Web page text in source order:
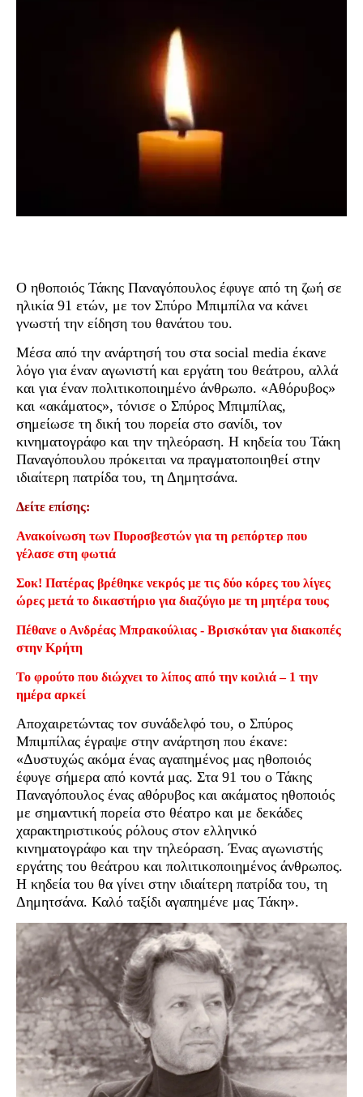
Ο ηθοποιός Τάκης Παναγόπουλος έφυγε από τη ζωή σε
ηλικία 91 ετών, με τον Σπύρο Μπιμπίλα να κάνει
γνωστή την είδηση του θανάτου του.
Μέσα από την ανάρτησή του στα social media έκανε
λόγο για έναν αγωνιστή και εργάτη του θεάτρου, αλλά
και για έναν πολιτικοποιημένο άνθρωπο. «Αθόρυβος»
και «ακάματος», τόνισε ο Σπύρος Μπιμπίλας,
σημείωσε τη δική του πορεία στο σανίδι, τον
κινηματογράφο και την τηλεόραση. Η κηδεία του Τάκη
Παναγόπουλου πρόκειται να πραγματοποιηθεί στην
ιδιαίτερη πατρίδα του, τη Δημητσάνα.
Δείτε επίσης:
Ανακοίνωση των Πυροσβεστών για τη ρεπόρτερ που
γέλασε στη φωτιά
Σοκ! Πατέρας βρέθηκε νεκρός με τις δύο κόρες του λίγες
ώρες μετά το δικαστήριο για διαζύγιο με τη μητέρα τους
Πέθανε ο Ανδρέας Μπρακούλιας - Βρισκόταν για διακοπές
στην Κρήτη
Το φρούτο που διώχνει το λίπος από την κοιλιά – 1 την
ημέρα αρκεί
Αποχαιρετώντας τον συνάδελφό του, ο Σπύρος
Μπιμπίλας έγραψε στην ανάρτηση που έκανε:
«Δυστυχώς ακόμα ένας αγαπημένος μας ηθοποιός
έφυγε σήμερα από κοντά μας. Στα 91 του ο Τάκης
Παναγόπουλος ένας αθόρυβος και ακάματος ηθοποιός
με σημαντική πορεία στο θέατρο και με δεκάδες
χαρακτηριστικούς ρόλους στον ελληνικό
κινηματογράφο και την τηλεόραση. Ένας αγωνιστής
εργάτης του θεάτρου και πολιτικοποιημένος άνθρωπος.
Η κηδεία του θα γίνει στην ιδιαίτερη πατρίδα του, τη
Δημητσάνα. Καλό ταξίδι αγαπημένε μας Τάκη».